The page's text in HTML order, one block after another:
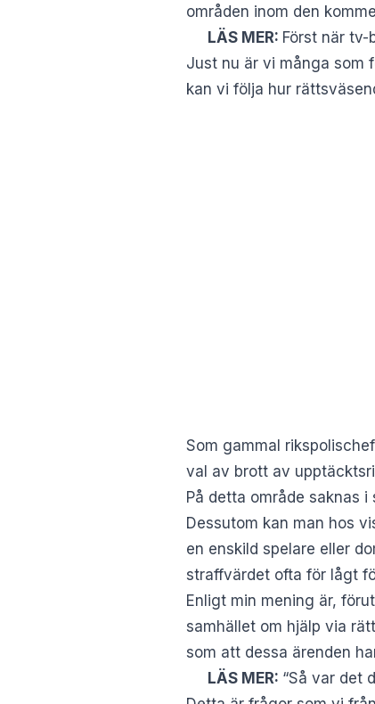
områden inom den
LÄS MER: Först när
Just nu är vi många som
kan vi följa hur
Som gammal
val av brott av
På detta område saknas
Dessutom kan man hos
en enskild spelare eller
straffvärdet ofta för lågt
Enligt min mening är,
samhället om hjälp via
som att dessa ärenden
LÄS MER: “Så var det